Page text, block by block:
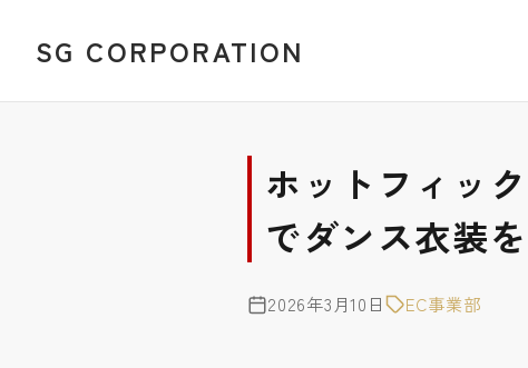
SG CORPORATION
ホットフィッ
でダンス衣装
2026年3月10日 EC事業部